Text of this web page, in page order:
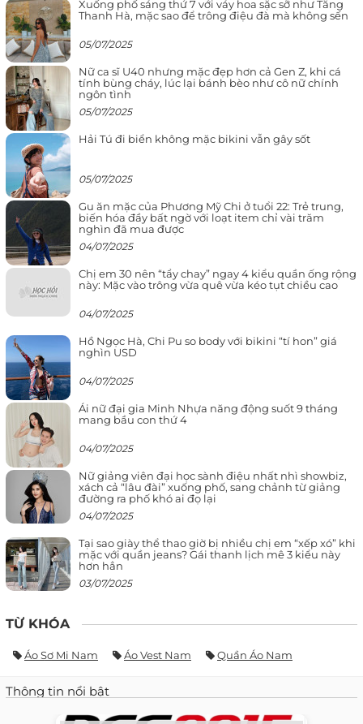
Xuống phố sáng thứ 7 với váy hoa sặc sỡ như Tăng
Thanh Hà, mặc sao để trông điệu đà mà không sến
05/07/2025
Nữ ca sĩ U40 nhưng mặc đẹp hơn cả Gen Z, khi cá
tính bùng cháy, lúc lại bánh bèo như cô nữ chính
ngôn tình
05/07/2025
Hải Tú đi biển không mặc bikini vẫn gây sốt
05/07/2025
Gu ăn mặc của Phương Mỹ Chi ở tuổi 22: Trẻ trung,
biến hóa đầy bất ngờ với loạt item chỉ vài trăm
nghìn đã mua được
04/07/2025
Chị em 30 nên “tẩy chay” ngay 4 kiểu quần ống rộng
này: Mặc vào trông vừa quê vừa kéo tụt chiều cao
04/07/2025
Hồ Ngọc Hà, Chi Pu so body với bikini “tí hon” giá
nghìn USD
04/07/2025
Ái nữ đại gia Minh Nhựa năng động suốt 9 tháng
mang bầu con thứ 4
04/07/2025
Nữ giảng viên đại học sành điệu nhất nhì showbiz,
xách cả “lâu đài” xuống phố, sang chảnh từ giảng
đường ra phố khó ai đọ lại
04/07/2025
Tại sao giày thể thao giờ bị nhiều chị em “xếp xó” khi
mặc với quần jeans? Gái thanh lịch mê 3 kiểu này
hơn hẳn
03/07/2025
TỪ KHÓA
Áo Sơ Mi Nam Áo Vest Nam Quần Áo Nam
Thông tin nổi bật